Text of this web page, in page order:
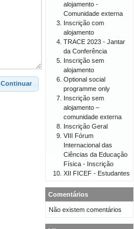
Continuar
alojamento -
Comunidade externa
Inscrição com
alojamento
TRACE 2023 - Jantar
da Conferência
Inscrição sem
alojamento
Optional social
programme only
Inscrição sem
alojamento –
comunidade externa
Inscrição Geral
VIII Fórum
Internacional das
Ciências da Educação
Física - Inscrição
XII FICEF - Estudantes
Comentários
Não existem comentários